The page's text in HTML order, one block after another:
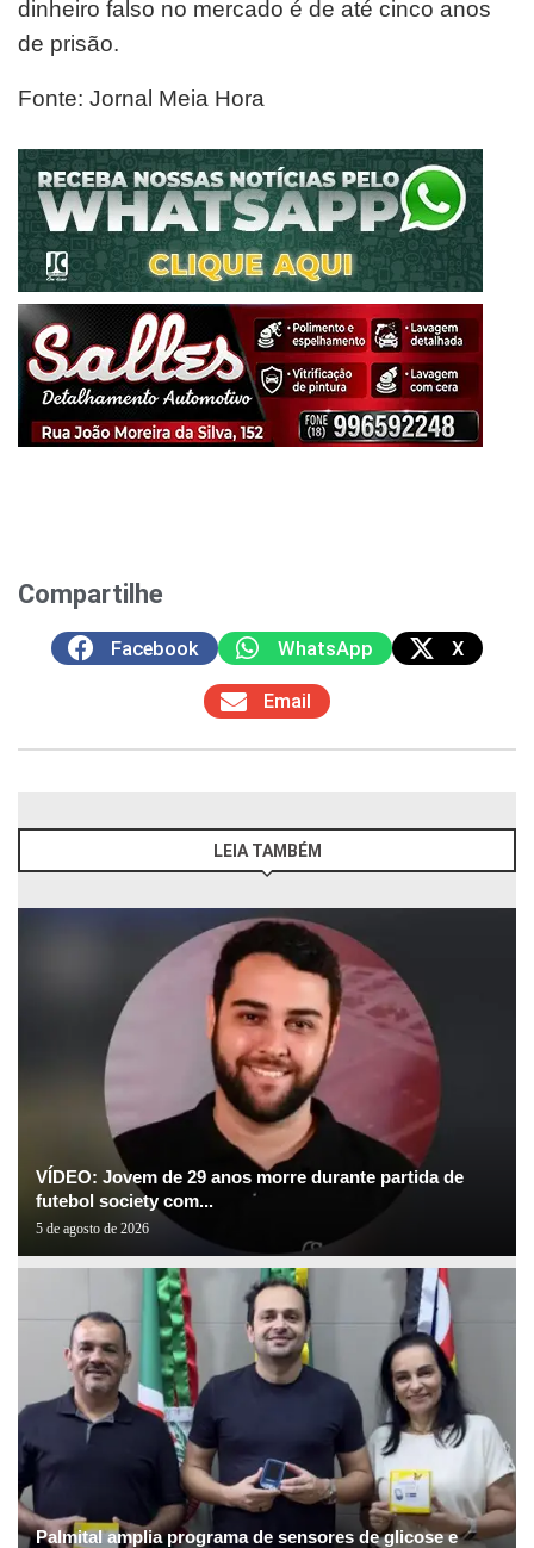
dinheiro falso no mercado é de até cinco anos
de prisão.
Fonte: Jornal Meia Hora
Compartilhe
Facebook WhatsApp X
Email
LEIA TAMBÉM
VÍDEO: Jovem de 29 anos morre durante partida de
futebol society com...
5 de agosto de 2026
Palmital amplia programa de sensores de glicose e